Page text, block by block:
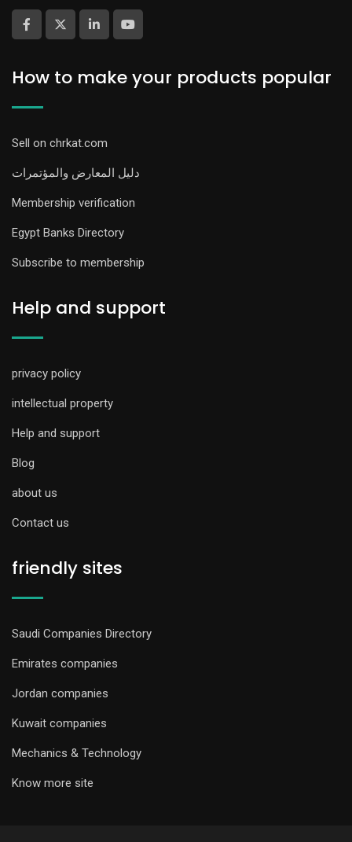
How to make your products popular
Sell on chrkat.com
دليل المعارض والمؤتمرات
Membership verification
Egypt Banks Directory
Subscribe to membership
Help and support
privacy policy
intellectual property
Help and support
Blog
about us
Contact us
friendly sites
Saudi Companies Directory
Emirates companies
Jordan companies
Kuwait companies
Mechanics & Technology
Know more site